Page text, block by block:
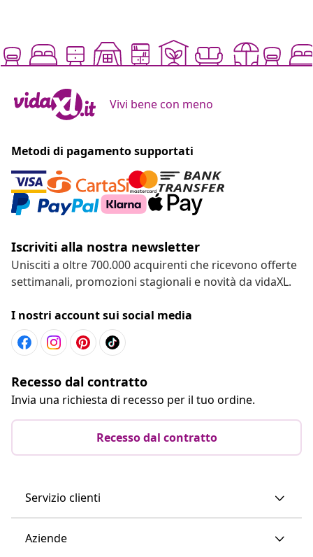
Vivi bene con meno
Metodi di pagamento supportati
Iscriviti alla nostra newsletter
Unisciti a oltre 700.000 acquirenti che ricevono offerte
settimanali, promozioni stagionali e novità da vidaXL.
I nostri account sui social media
Recesso dal contratto
Invia una richiesta di recesso per il tuo ordine.
Recesso dal contratto
Servizio clienti
Aziende